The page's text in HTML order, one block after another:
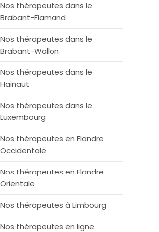
Nos thérapeutes dans le
Brabant-Flamand
Nos thérapeutes dans le
Brabant-Wallon
Nos thérapeutes dans le
Hainaut
Nos thérapeutes dans le
Luxembourg
Nos thérapeutes en Flandre
Occidentale
Nos thérapeutes en Flandre
Orientale
Nos thérapeutes à Limbourg
Nos thérapeutes en ligne